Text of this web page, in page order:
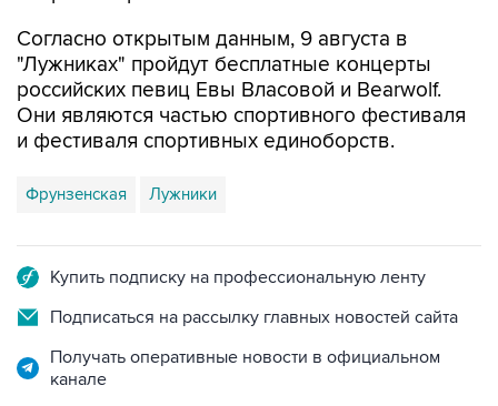
Согласно открытым данным, 9 августа в
"Лужниках" пройдут бесплатные концерты
российских певиц Евы Власовой и Bearwolf.
Они являются частью спортивного фестиваля
и фестиваля спортивных единоборств.
Фрунзенская Лужники
Купить подписку на профессиональную ленту
Подписаться на рассылку главных новостей сайта
Получать оперативные новости в официальном
канале